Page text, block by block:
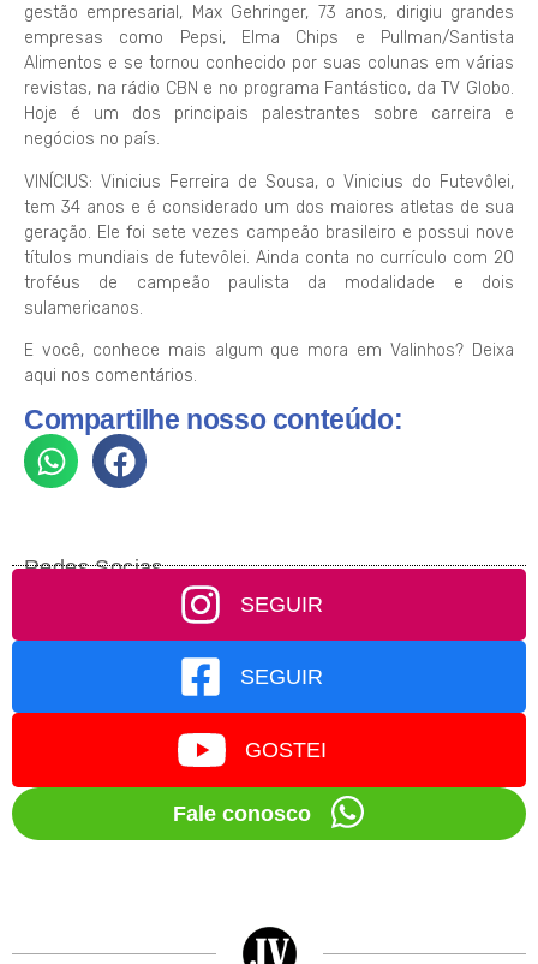
gestão empresarial, Max Gehringer, 73 anos, dirigiu grandes
empresas como Pepsi, Elma Chips e Pullman/Santista
Alimentos e se tornou conhecido por suas colunas em várias
revistas, na rádio CBN e no programa Fantástico, da TV Globo.
Hoje é um dos principais palestrantes sobre carreira e
negócios no país.
VINÍCIUS: Vinicius Ferreira de Sousa, o Vinicius do Futevôlei,
tem 34 anos e é considerado um dos maiores atletas de sua
geração. Ele foi sete vezes campeão brasileiro e possui nove
títulos mundiais de futevôlei. Ainda conta no currículo com 20
troféus de campeão paulista da modalidade e dois
sulamericanos.
E você, conhece mais algum que mora em Valinhos? Deixa
aqui nos comentários.
Compartilhe nosso conteúdo:
Redes Socias
SEGUIR
SEGUIR
GOSTEI
Fale conosco